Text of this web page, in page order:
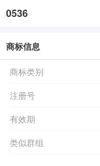
0536
商标信息
商标类别
注册号
有效期
类似群组